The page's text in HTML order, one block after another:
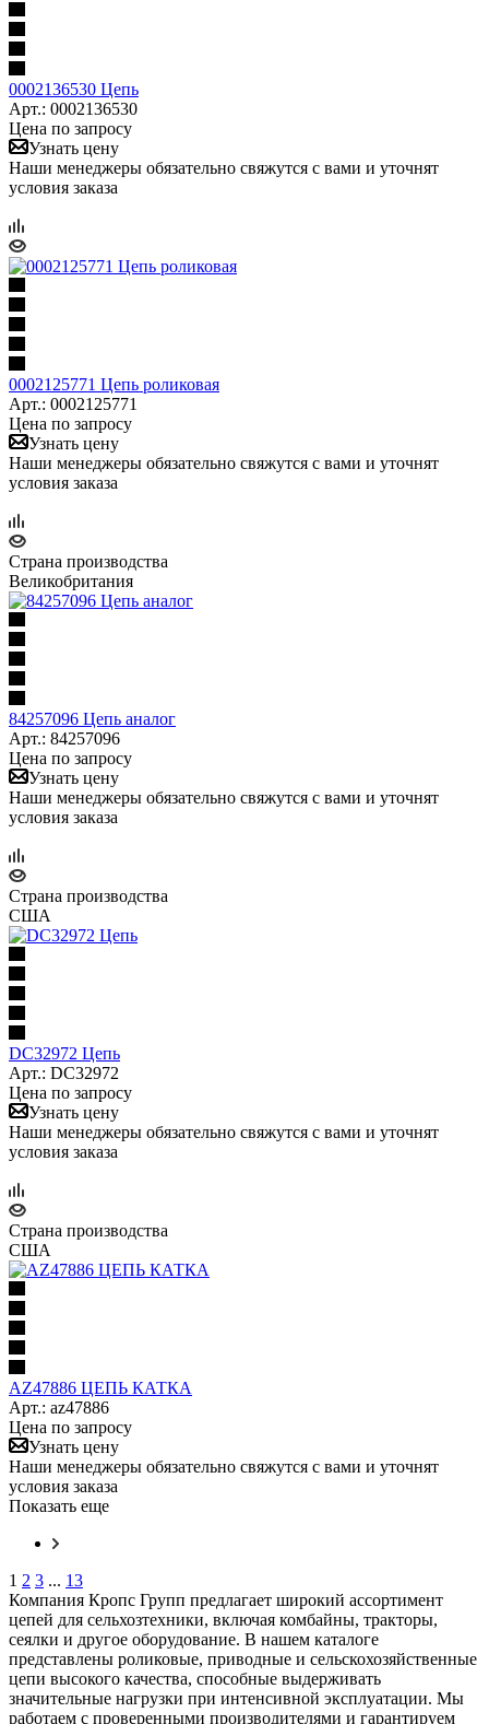
0002136530 Цепь
Арт.: 0002136530
Цена по запросу
Узнать цену
Наши менеджеры обязательно свяжутся с вами и уточнят
условия заказа
0002125771 Цепь роликовая
Арт.: 0002125771
Цена по запросу
Узнать цену
Наши менеджеры обязательно свяжутся с вами и уточнят
условия заказа
Страна производства
Великобритания
84257096 Цепь аналог
Арт.: 84257096
Цена по запросу
Узнать цену
Наши менеджеры обязательно свяжутся с вами и уточнят
условия заказа
Страна производства
США
DC32972 Цепь
Арт.: DC32972
Цена по запросу
Узнать цену
Наши менеджеры обязательно свяжутся с вами и уточнят
условия заказа
Страна производства
США
AZ47886 ЦЕПЬ КАТКА
Арт.: az47886
Цена по запросу
Узнать цену
Наши менеджеры обязательно свяжутся с вами и уточнят
условия заказа
Показать еще
1 2 3 ... 13
Компания Кропс Групп предлагает широкий ассортимент
цепей для сельхозтехники, включая комбайны, тракторы,
сеялки и другое оборудование. В нашем каталоге
представлены роликовые, приводные и сельскохозяйственные
цепи высокого качества, способные выдерживать
значительные нагрузки при интенсивной эксплуатации. Мы
работаем с проверенными производителями и гарантируем